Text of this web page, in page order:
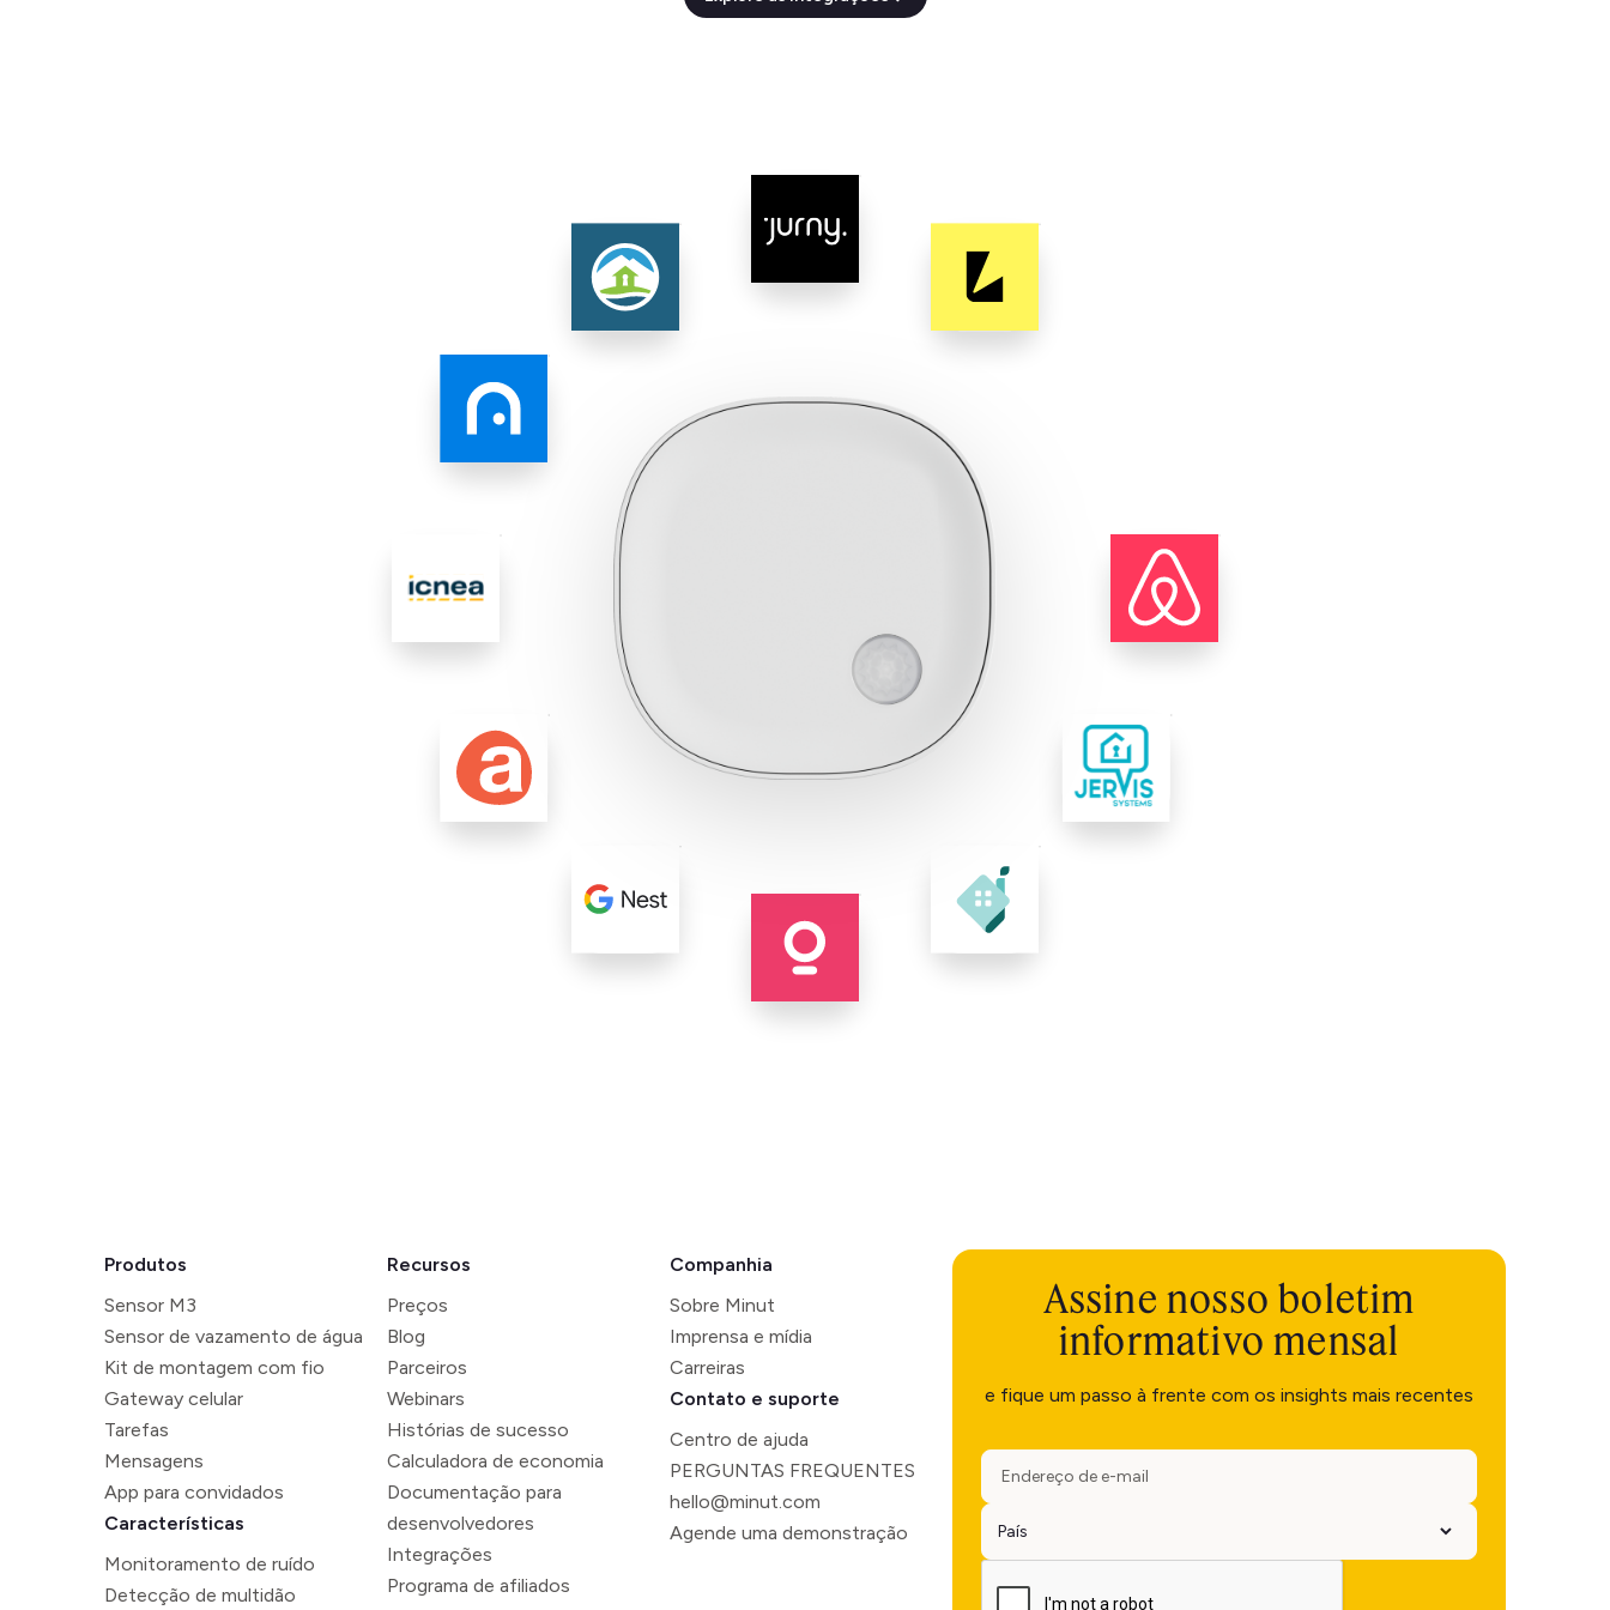
Produtos
Sensor M3
Sensor de vazamento de água
Kit de montagem com fio
Gateway celular
Tarefas
Mensagens
App para convidados
Características
Monitoramento de ruído
Detecção de multidão
Recursos
Preços
Blog
Parceiros
Webinars
Histórias de sucesso
Calculadora de economia
Documentação para
desenvolvedores
Integrações
Programa de afiliados
Companhia
Sobre Minut
Imprensa e mídia
Carreiras
Contato e suporte
Centro de ajuda
PERGUNTAS FREQUENTES
hello@minut.com
Agende uma demonstração
Assine nosso boletim
informativo mensal
e fique um passo à frente com os insights mais recentes